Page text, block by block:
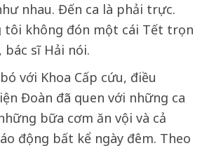
nhau. Đến ca là phải trực.
tôi không đón một cái Tết trọn
bác sĩ Hải nói.
với Khoa Cấp cứu, điều
Đoàn đã quen với những ca
bữa cơm ăn vội và cả
động bất kể ngày đêm. Theo